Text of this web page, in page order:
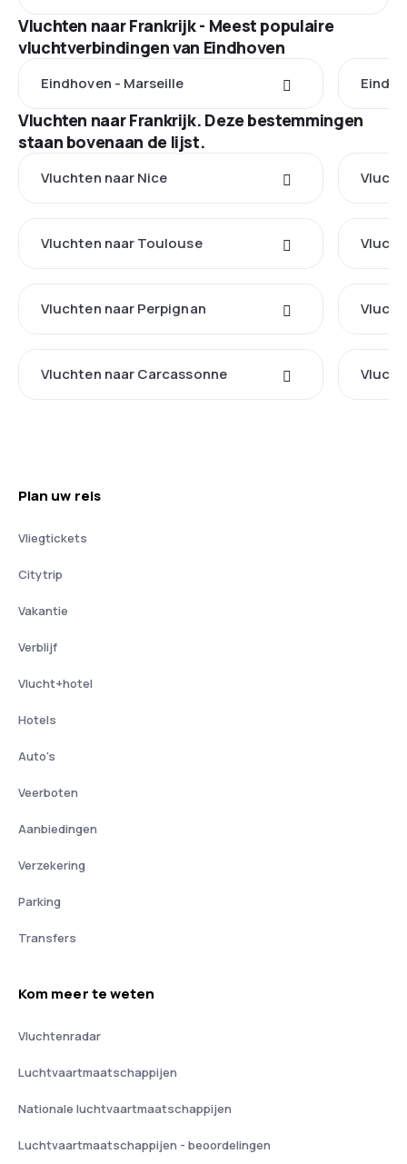
Vluchten naar Frankrijk - Meest populaire
vluchtverbindingen van Eindhoven
Eindhoven - Marseille
Vluchten naar Frankrijk. Deze bestemmingen
staan bovenaan de lijst.
Vluchten naar Nice
Vluchten naar Toulouse
Vluchten naar Perpignan
Vluchten naar Carcassonne
Plan uw reis
Vliegtickets
Citytrip
Vakantie
Verblijf
Vlucht+hotel
Hotels
Auto's
Veerboten
Aanbiedingen
Verzekering
Parking
Transfers
Kom meer te weten
Vluchtenradar
Luchtvaartmaatschappijen
Nationale luchtvaartmaatschappijen
Luchtvaartmaatschappijen - beoordelingen